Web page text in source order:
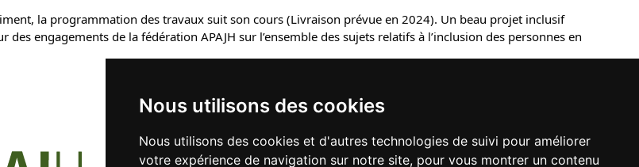
Nous utilisons des cookies
Nous utilisons des cookies et d'autres technologies de suivi pour améliorer
votre expérience de navigation sur notre site, pour vous montrer un contenu
la programmation des travaux suit son cours (Livraison prévue en 2024). Un beau projet inclusif
des engagements de la fédération APAJH sur l’ensemble des sujets relatifs à l’inclusion des personnes en